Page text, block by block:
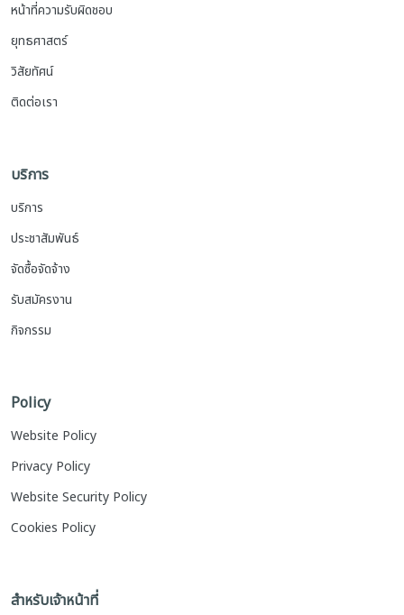
หน้าที่ความรับผิดชอบ
ยุทธศาสตร์
วิสัยทัศน์
ติดต่อเรา
บริการ
บริการ
ประชาสัมพันธ์
จัดซื้อจัดจ้าง
รับสมัครงาน
กิจกรรม
Policy
Website Policy
Privacy Policy
Website Security Policy
Cookies Policy
สำหรับเจ้าหน้าที่